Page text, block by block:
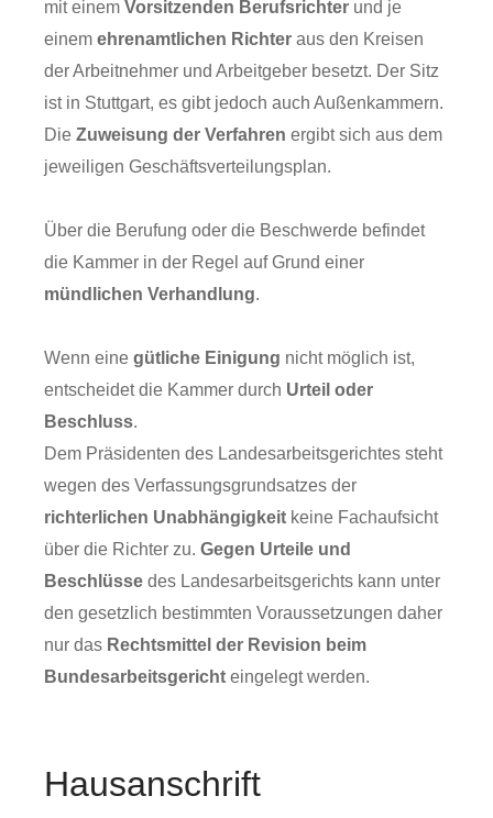
mit einem Vorsitzenden Berufsrichter und je
einem ehrenamtlichen Richter aus den Kreisen
der Arbeitnehmer und Arbeitgeber besetzt. Der Sitz
ist in Stuttgart, es gibt jedoch auch Außenkammern.
Die Zuweisung der Verfahren ergibt sich aus dem
jeweiligen Geschäftsverteilungsplan.
Über die Berufung oder die Beschwerde befindet
die Kammer in der Regel auf Grund einer
mündlichen Verhandlung.
Wenn eine gütliche Einigung nicht möglich ist,
entscheidet die Kammer durch Urteil oder
Beschluss.
Dem Präsidenten des Landesarbeitsgerichtes steht
wegen des Verfassungsgrundsatzes der
richterlichen Unabhängigkeit keine Fachaufsicht
über die Richter zu. Gegen Urteile und
Beschlüsse des Landesarbeitsgerichts kann unter
den gesetzlich bestimmten Voraussetzungen daher
nur das Rechtsmittel der Revision beim
Bundesarbeitsgericht eingelegt werden.
Hausanschrift